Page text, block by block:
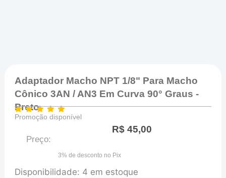
Adaptador Macho NPT 1/8" Para Macho
Cônico 3AN / AN3 Em Curva 90° Graus -
Preto
Promoção disponível
Preço:
R$ 45,00
3% de desconto no Pix
Disponibilidade: 4 em estoque
Adaptador